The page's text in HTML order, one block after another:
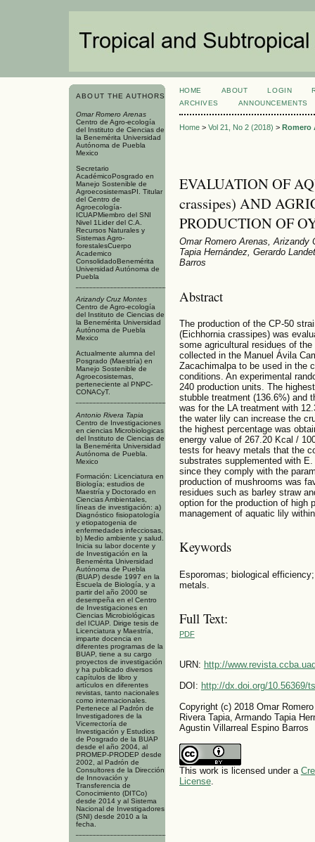
ABOUT THE AUTHORS
Omar Romero Arenas
Centro de Agro-ecología
del Instituto de Ciencias de
la Benemérita Universidad
Autónoma de Puebla
Mexico
Secretario
AcadémicoPosgrado en
Manejo Sostenible de
AgroecosistemasPI. Titular
del Centro de
Agroecología-
ICUAPMiembro del SNI
Nivel 1Lider del C.A.
Recursos Naturales y
Sistemas Agro-
forestalesCuerpo
Academico
ConsolidadoBenemérita
Universidad Autónoma de
Puebla
Arizandy Cruz Montes
Centro de Agro-ecología
del Instituto de Ciencias de
la Benemérita Universidad
Autónoma de Puebla
Mexico
Actualmente alumna del
Posgrado (Maestría) en
Manejo Sostenible de
Agroecosistemas,
perteneciente al PNPC-
CONACyT.
Antonio Rivera Tapia
Centro de Investigaciones
en ciencias Microbiologicas
del Instituto de Ciencias de
la Benemérita Universidad
Autónoma de Puebla.
Mexico
Formación: Licenciatura en
Biología; estudios de
Maestría y Doctorado en
Ciencias Ambientales,
líneas de investigación: a)
Diagnóstico fisiopatología
y etiopatogenia de
enfermedades infecciosas,
b) Medio ambiente y salud.
Inicia su labor docente y
de Investigación en la
Benemérita Universidad
Autónoma de Puebla
(BUAP) desde 1997 en la
Escuela de Biología, y a
partir del año 2000 se
desempeña en el Centro
de Investigaciones en
Ciencias Microbiológicas
del ICUAP. Dirige tesis de
Licenciatura y Maestría,
imparte docencia en
diferentes programas de la
BUAP, tiene a su cargo
proyectos de investigación
y ha publicado diversos
capítulos de libro y
artículos en diferentes
revistas, tanto nacionales
como internacionales.
Pertenece al Padrón de
Investigadores de la
Vicerrectoría de
Investigación y Estudios
de Posgrado de la BUAP
desde el año 2004, al
PROMEP-PRODEP desde
2002, al Padrón de
Consultores de la Dirección
de Innovación y
Transferencia de
Conocimiento (DITCo)
desde 2014 y al Sistema
Nacional de Investigadores
(SNI) desde 2010 a la
fecha.
HOME ABOUT LOGIN
ARCHIVES
ANNOUNCEMENTS
Home> Vol 21, No 2 (2018) > Romero
EVALUATION OF
crassipes) AND
PRODUCTION OF
Omar Romero Arenas, Arizandy
Tapia Hernández, Gerardo
Barros
Abstract
The production of the CP-50
(Eichhornia crassipes) was
some agricultural residues of
collected in the Manuel Ávila
Zacachimalpa to be used in the
conditions. An experimental
240 production units. The
stubble treatment (136.6%) and
was for the LA treatment with
the water lily can increase the
the highest percentage was
energy value of 267.20 Kcal /
tests for heavy metals that the
substrates supplemented with
since they comply with the
production of mushrooms was
residues such as barley straw
option for the production of high
management of aquatic lily
Keywords
Esporomas; biological
metals.
Full Text:
PDF
URN: http://
DOI: http://dx.doi.org/10.56369/
Copyright (c) 2018 Omar
Rivera Tapia, Armando Tapia
Agustin Villarreal Espino Barros
This work is licensed under a
License.